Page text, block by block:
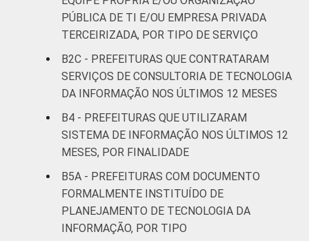
PÚBLICA DE TI E/OU EMPRESA PRIVADA
TERCEIRIZADA, POR TIPO DE SERVIÇO
B2C - PREFEITURAS QUE CONTRATARAM
SERVIÇOS DE CONSULTORIA DE TECNOLOGIA
DA INFORMAÇÃO NOS ÚLTIMOS 12 MESES
B4 - PREFEITURAS QUE UTILIZARAM
SISTEMA DE INFORMAÇÃO NOS ÚLTIMOS 12
MESES, POR FINALIDADE
B5A - PREFEITURAS COM DOCUMENTO
FORMALMENTE INSTITUÍDO DE
PLANEJAMENTO DE TECNOLOGIA DA
INFORMAÇÃO, POR TIPO